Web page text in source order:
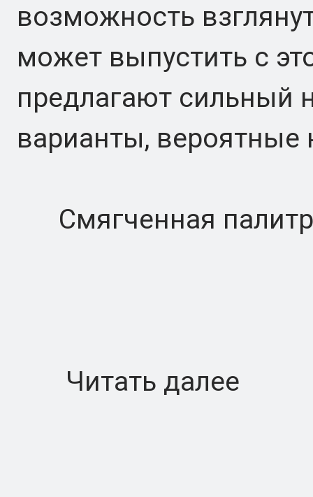
возможность
может выпустить с
предлагают сильный
варианты, вероятные
Смягченная
Читать далее